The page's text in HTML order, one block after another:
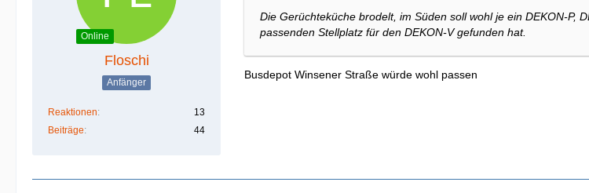
Online
Floschi
Anfänger
Reaktionen
13
Beiträge
44
Die Gerüchteküche brodelt, im Süden soll wohl je ein DEKON-P,
passenden Stellplatz für den DEKON-V gefunden hat.
Busdepot Winsener Straße würde wohl passen